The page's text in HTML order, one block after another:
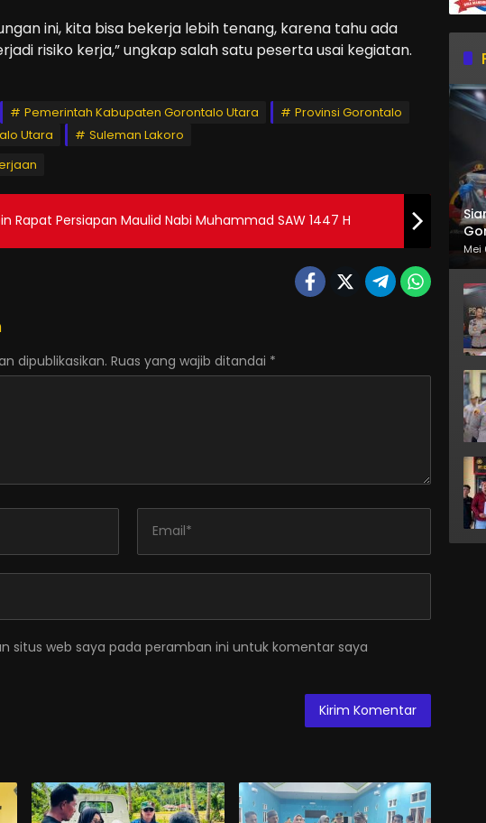
ini, kita bisa bekerja lebih tenang, karena tahu ada
risiko kerja,” ungkap salah satu peserta usai kegiatan.
Pemerintah Kabupaten Gorontalo Utara
Provinsi Gorontalo
Utara
Suleman Lakoro
Rapat Persiapan Maulid Nabi Muhammad SAW 1447 H
dipublikasikan. Ruas yang wajib ditandai *
situs web saya pada peramban ini untuk komentar saya
Mei